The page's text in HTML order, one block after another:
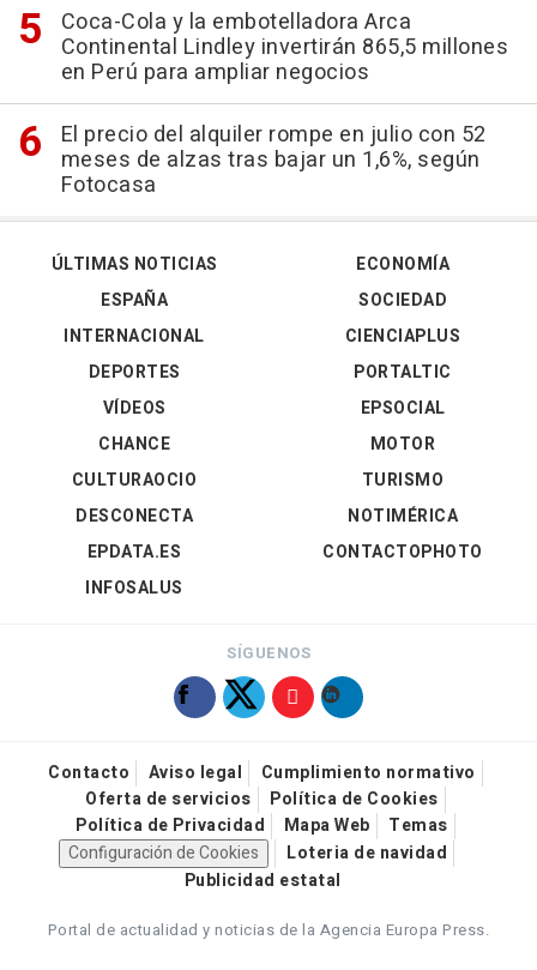
Coca-Cola y la embotelladora Arca
Continental Lindley invertirán 865,5 millones
en Perú para ampliar negocios
El precio del alquiler rompe en julio con 52
meses de alzas tras bajar un 1,6%, según
Fotocasa
ÚLTIMAS NOTICIAS
ESPAÑA
INTERNACIONAL
DEPORTES
VÍDEOS
ECONOMÍA
SOCIEDAD
CIENCIAPLUS
PORTALTIC
EPSOCIAL
CHANCE
CULTURAOCIO
DESCONECTA
EPDATA.ES
INFOSALUS
MOTOR
TURISMO
NOTIMÉRICA
CONTACTOPHOTO
SÍGUENOS
Contacto Aviso legal
Cumplimiento normativo
Oferta de servicios
Política de Cookies
Política de Privacidad
Mapa Web
Temas
Configuración de Cookies
Loteria de navidad
Publicidad estatal
Portal de actualidad y noticias de la Agencia Europa Press.